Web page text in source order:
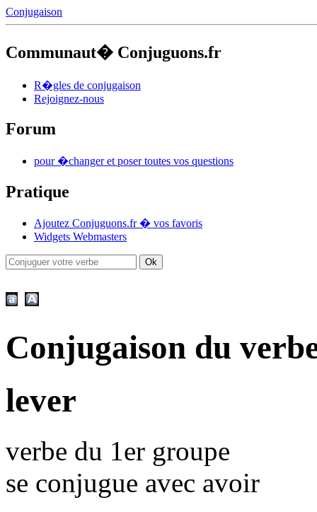
Conjugaison
Communaut� Conjuguons.fr
R�gles de conjugaison
Rejoignez-nous
Forum
pour �changer et poser toutes vos questions
Pratique
Ajoutez Conjuguons.fr � vos favoris
Widgets Webmasters
Conjugaison du
lever
verbe du 1er groupe
se conjugue avec avoir